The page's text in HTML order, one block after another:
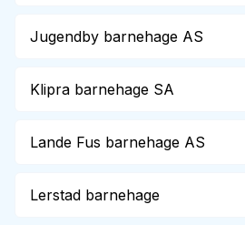
Jugendby barnehage AS
Klipra barnehage SA
Lande Fus barnehage AS
Lerstad barnehage